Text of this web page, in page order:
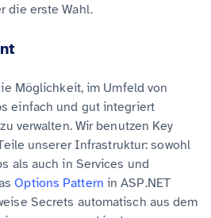
die erste Wahl.
Möglichkeit, im Umfeld von
einfach und gut integriert
verwalten. Wir benutzen Key
unserer Infrastruktur: sowohl
als auch in Services und
Options Pattern in ASP.NET
Secrets automatisch aus dem